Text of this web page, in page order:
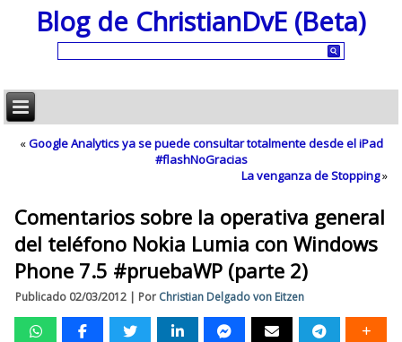
Blog de ChristianDvE (Beta)
«Google Analytics ya se puede consultar totalmente desde el iPad
#flashNoGracias
La venganza de Stopping»
Comentarios sobre la operativa general
del teléfono Nokia Lumia con Windows
Phone 7.5 #pruebaWP (parte 2)
Publicado 02/03/2012 | Por Christian Delgado von Eitzen